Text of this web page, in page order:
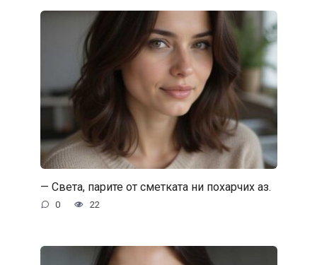
— Света, парите от сметката ни похарчих аз.
0 22